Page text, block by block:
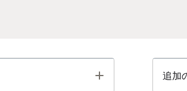
Toggle 追加